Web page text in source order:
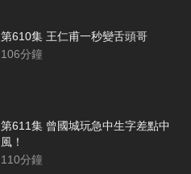
第610集 王仁甫一秒變舌頭哥
106分鐘
第611集 曾國城玩急中生字差點中
風！
110分鐘